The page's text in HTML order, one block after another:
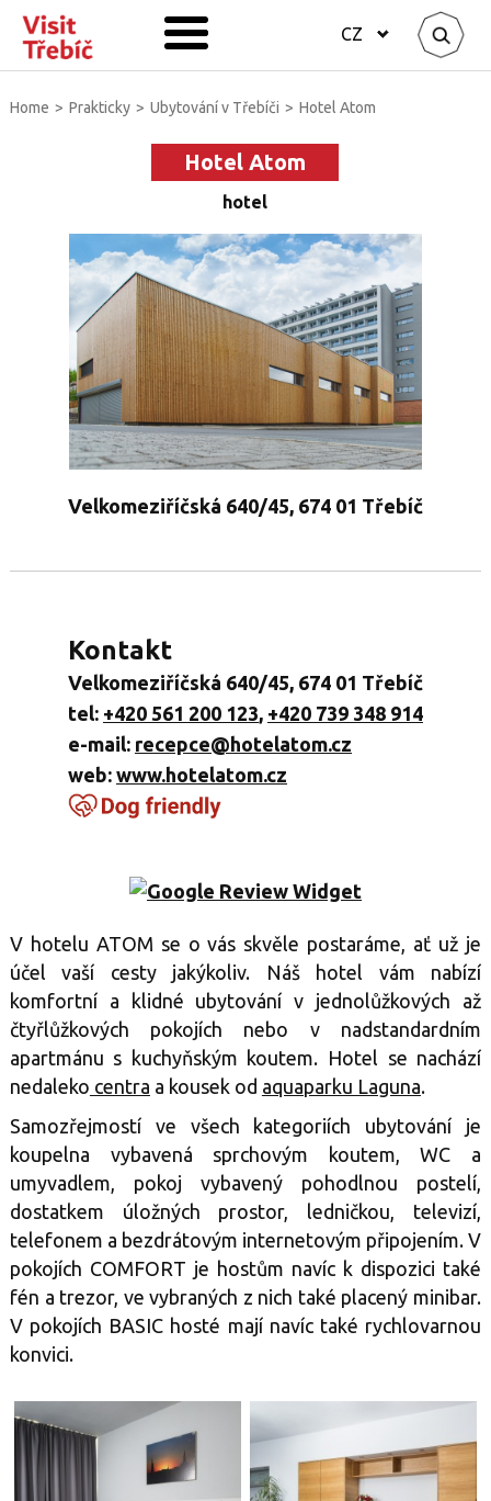
CZ
Home > Prakticky > Ubytování v Třebíči > Hotel Atom
Hotel Atom
hotel
Velkomeziříčská 640/45, 674 01 Třebíč
Kontakt
Velkomeziříčská 640/45, 674 01 Třebíč
tel: +420 561 200 123, +420 739 348 914
e-mail: recepce@hotelatom.cz
web: www.hotelatom.cz
V hotelu ATOM se o vás skvěle postaráme, ať už je
účel vaší cesty jakýkoliv. Náš hotel vám nabízí
komfortní a klidné ubytování v jednolůžkových až
čtyřlůžkových pokojích nebo v nadstandardním
apartmánu s kuchyňským koutem. Hotel se nachází
nedaleko centra a kousek od aquaparku Laguna.
Samozřejmostí ve všech kategoriích ubytování je
koupelna vybavená sprchovým koutem, WC a
umyvadlem, pokoj vybavený pohodlnou postelí,
dostatkem úložných prostor, ledničkou, televizí,
telefonem a bezdrátovým internetovým připojením. V
pokojích COMFORT je hostům navíc k dispozici také
fén a trezor, ve vybraných z nich také placený minibar.
V pokojích BASIC hosté mají navíc také rychlovarnou
konvici.